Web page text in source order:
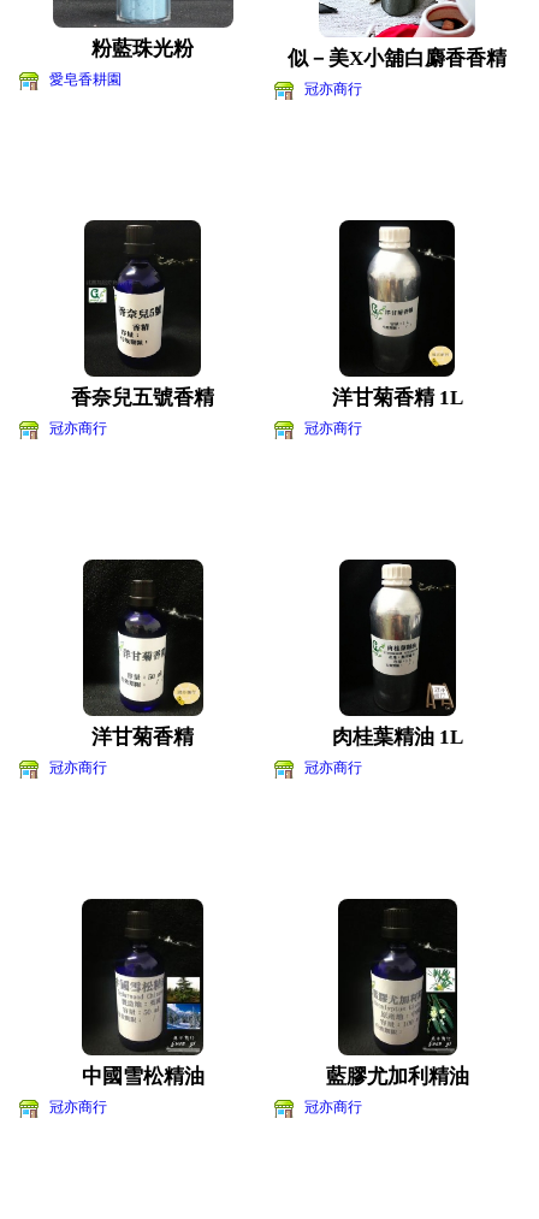
粉藍珠光粉
愛皂香耕園
似－美X小舖白麝香香精
冠亦商行
香奈兒五號香精
冠亦商行
洋甘菊香精 1L
冠亦商行
洋甘菊香精
冠亦商行
肉桂葉精油 1L
冠亦商行
中國雪松精油
冠亦商行
藍膠尤加利精油
冠亦商行